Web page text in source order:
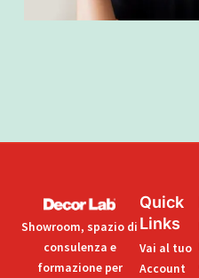
Showroom, spazio di
consulenza e
formazione per
Quick
Links
Vai al tuo
Account